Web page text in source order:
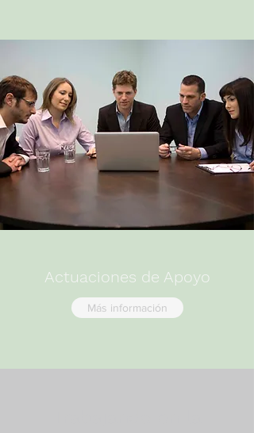
Actuaciones de Apoyo
Más información